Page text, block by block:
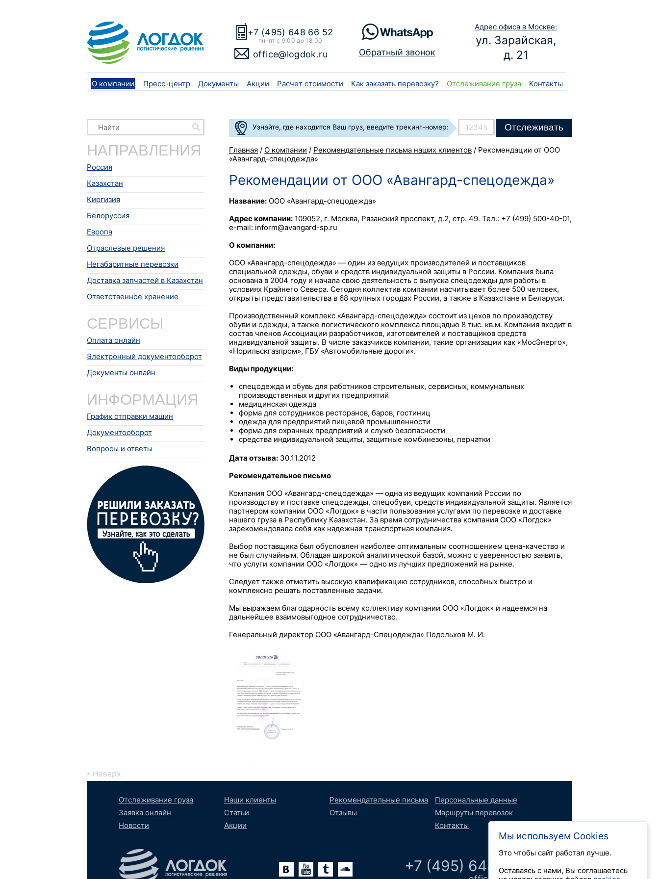
+7 (495) 648 66 52
пн–пт с 9:00 до 18:00
office@logdok.ru Обратный звонок
Адрес офиса в Москве:
ул. Зарайская,
д. 21
О компании Пресс-центр Документы Акции Расчет стоимости Как заказать перевозку? Отслеживание груза Контакты
НАПРАВЛЕНИЯ
Россия
Казахстан
Киргизия
Белоруссия
Европа
Отраслевые решения
Негабаритные перевозки
Доставка запчастей в Казахстан
Ответственное хранение
СЕРВИСЫ
Оплата онлайн
Электронный документооборот
Документы онлайн
ИНФОРМАЦИЯ
График отправки машин
Документооборот
Вопросы и ответы
Узнайте, где находится Ваш груз, введите трекинг-номер: Отслеживать
Главная / О компании / Рекомендательные письма наших клиентов / Рекомендации от ООО
«Авангард-спецодежда»
Рекомендации от ООО «Авангард-спецодежда»
Название: ООО «Авангард-спецодежда»
Адрес компании: 109052, г. Москва, Рязанский проспект, д.2, стр. 49. Тел.: +7 (499) 500-40-01,
e-mail: inform@avangard-sp.ru
О компании:
ООО «Авангард-спецодежда» — один из ведущих производителей и поставщиков
специальной одежды, обуви и средств индивидуальной защиты в России. Компания была
основана в 2004 году и начала свою деятельность с выпуска спецодежды для работы в
условиях Крайнего Севера. Сегодня коллектив компании насчитывает более 500 человек,
открыты представительства в 68 крупных городах России, а также в Казахстане и Беларуси.
Производственный комплекс «Авангард-спецодежда» состоит из цехов по производству
обуви и одежды, а также логистического комплекса площадью 8 тыс. кв.м. Компания входит в
состав членов Ассоциации разработчиков, изготовителей и поставщиков средств
индивидуальной защиты. В числе заказчиков компании, такие организации как «МосЭнерго»,
«Норильскгазпром», ГБУ «Автомобильные дороги».
Виды продукции:
спецодежда и обувь для работников строительных, сервисных, коммунальных
производственных и других предприятий
медицинская одежда
форма для сотрудников ресторанов, баров, гостиниц
одежда для предприятий пищевой промышленности
форма для охранных предприятий и служб безопасности
средства индивидуальной защиты, защитные комбинезоны, перчатки
Дата отзыва: 30.11.2012
Рекомендательное письмо
Компания ООО «Авангард-спецодежда» — одна из ведущих компаний России по
производству и поставке спецодежды, спецобуви, средств индивидуальной защиты. Является
партнером компании ООО «Логдок» в части пользования услугами по перевозке и доставке
нашего груза в Республику Казахстан. За время сотрудничества компания ООО «Логдок»
зарекомендовала себя как надежная транспортная компания.
Выбор поставщика был обусловлен наиболее оптимальным соотношением цена-качество и
не был случайным. Обладая широкой аналитической базой, можно с уверенностью заявить,
что услуги компании ООО «Логдок» — одно из лучших предложений на рынке.
Следует также отметить высокую квалификацию сотрудников, способных быстро и
комплексно решать поставленные задачи.
Мы выражаем благодарность всему коллективу компании ООО «Логдок» и надеемся на
дальнейшее взаимовыгодное сотрудничество.
Генеральный директор ООО «Авангард-Спецодежда» Подольхов М. И.
Наверх
Отслеживание груза
Заявка онлайн
Новости
Наши клиенты
Статьи
Акции
Рекомендательные письма
Отзывы
Персональные данные
Маршруты перевозок
Контакты
ВконтактеYouTubetumblr
SoundCloud +7 (495) 648 66 52
Мы используем Cookies
Это чтобы сайт работал лучше.
Оставаясь с нами, Вы соглашаетесь